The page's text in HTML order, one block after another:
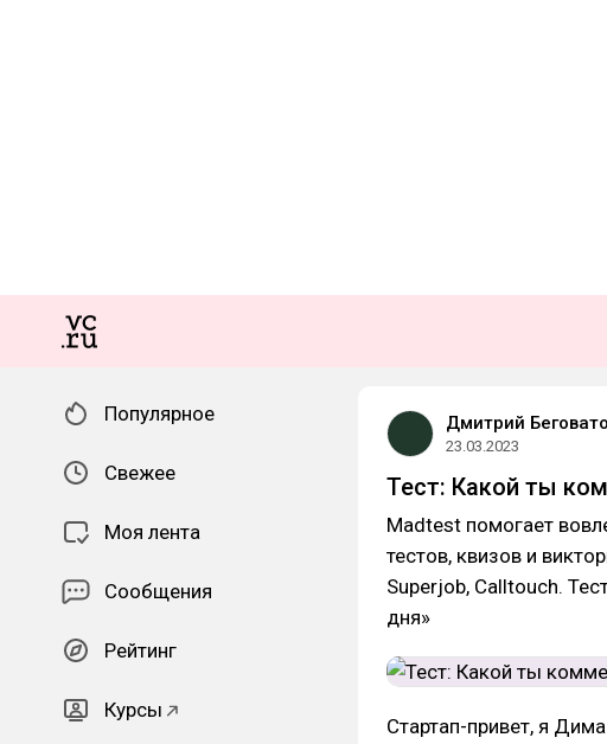
Популярное
Свежее
Моя лента
Сообщения
Рейтинг
Курсы
Дмитрий
23.03.2023
Тест: Какой ты
Madtest помогает
тестов, квизов и
Superjob, Calltouch.
дня»
Стартап-привет, я